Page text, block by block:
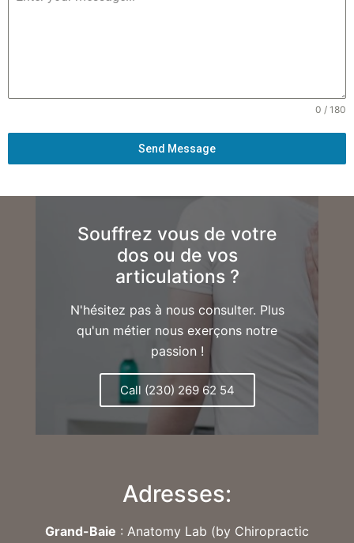
0 / 180
Send Message
Souffrez vous de votre
dos ou de vos
articulations ?
N'hésitez pas à nous consulter. Plus
qu'un métier nous exerçons notre
passion !
Call (230) 269 62 54
Adresses:
Grand-Baie : Anatomy Lab (by Chiropractic